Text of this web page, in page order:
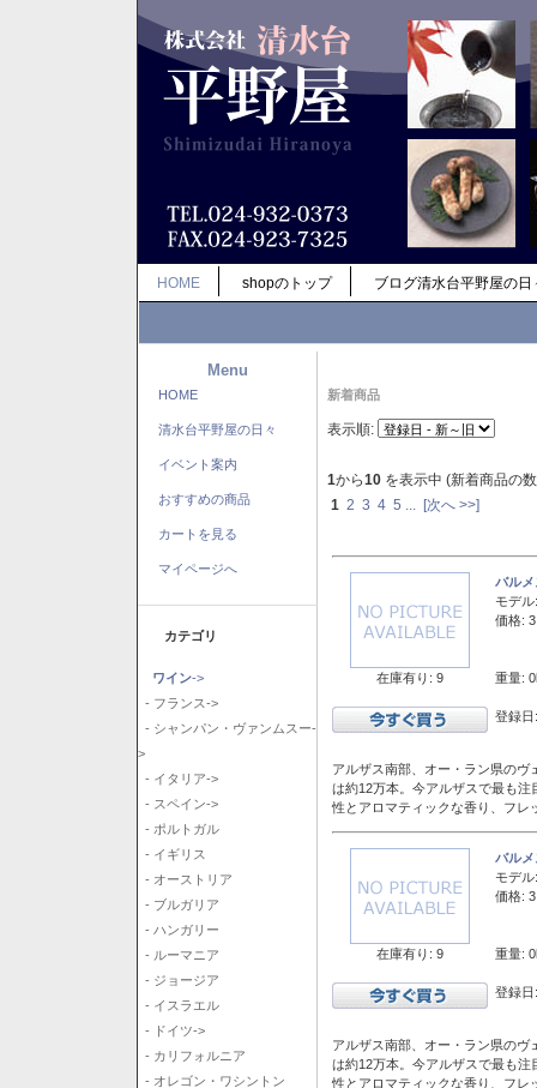
HOME shopのトップ ブログ清水台平野屋の日
Menu
HOME
清水台平野屋の日々
イベント案内
おすすめの商品
カートを見る
マイページへ
カテゴリ
ワイン->
- フランス->
- シャンパン・ヴァンムスー-
>
- イタリア->
- スペイン->
- ポルトガル
- イギリス
- オーストリア
- ブルガリア
- ハンガリー
- ルーマニア
- ジョージア
- イスラエル
- ドイツ->
- カリフォルニア
- オレゴン・ワシントン
新着商品
表示順:
1から10 を表示中 (新着商品の
1 2 3 4 5 [次へ >>]
在庫有り: 9
バル
モデル:
価格:
重量:
登録
アルザス南部、オー・ラン県の
は約12万本。今アルザスで最も
性とアロマティックな香り、フレ
在庫有り: 9
バル
モデル:
価格:
重量:
登録
アルザス南部、オー・ラン県の
は約12万本。今アルザスで最も
性とアロマティックな香り、フレ